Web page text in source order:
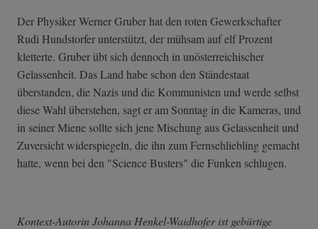
Der Physiker Werner Gruber hat den roten Gewerkschafter
Rudi Hundstorfer unterstützt, der mühsam auf elf Prozent
kletterte. Gruber übt sich dennoch in unösterreichischer
Gelassenheit. Das Land habe schon den Ständestaat
überstanden, die Nazis und die Kommunisten und werde selbst
diese Wahl überstehen, sagt er am Sonntag in die Kameras, und
in seiner Miene sollte sich jene Mischung aus Gelassenheit und
Zuversicht widerspiegeln, die ihn zum Fernsehliebling gemacht
hatte, wenn bei den "Science Busters" die Funken schlugen.
Kontext-Autorin Johanna Henkel-Waidhofer ist gebürtige